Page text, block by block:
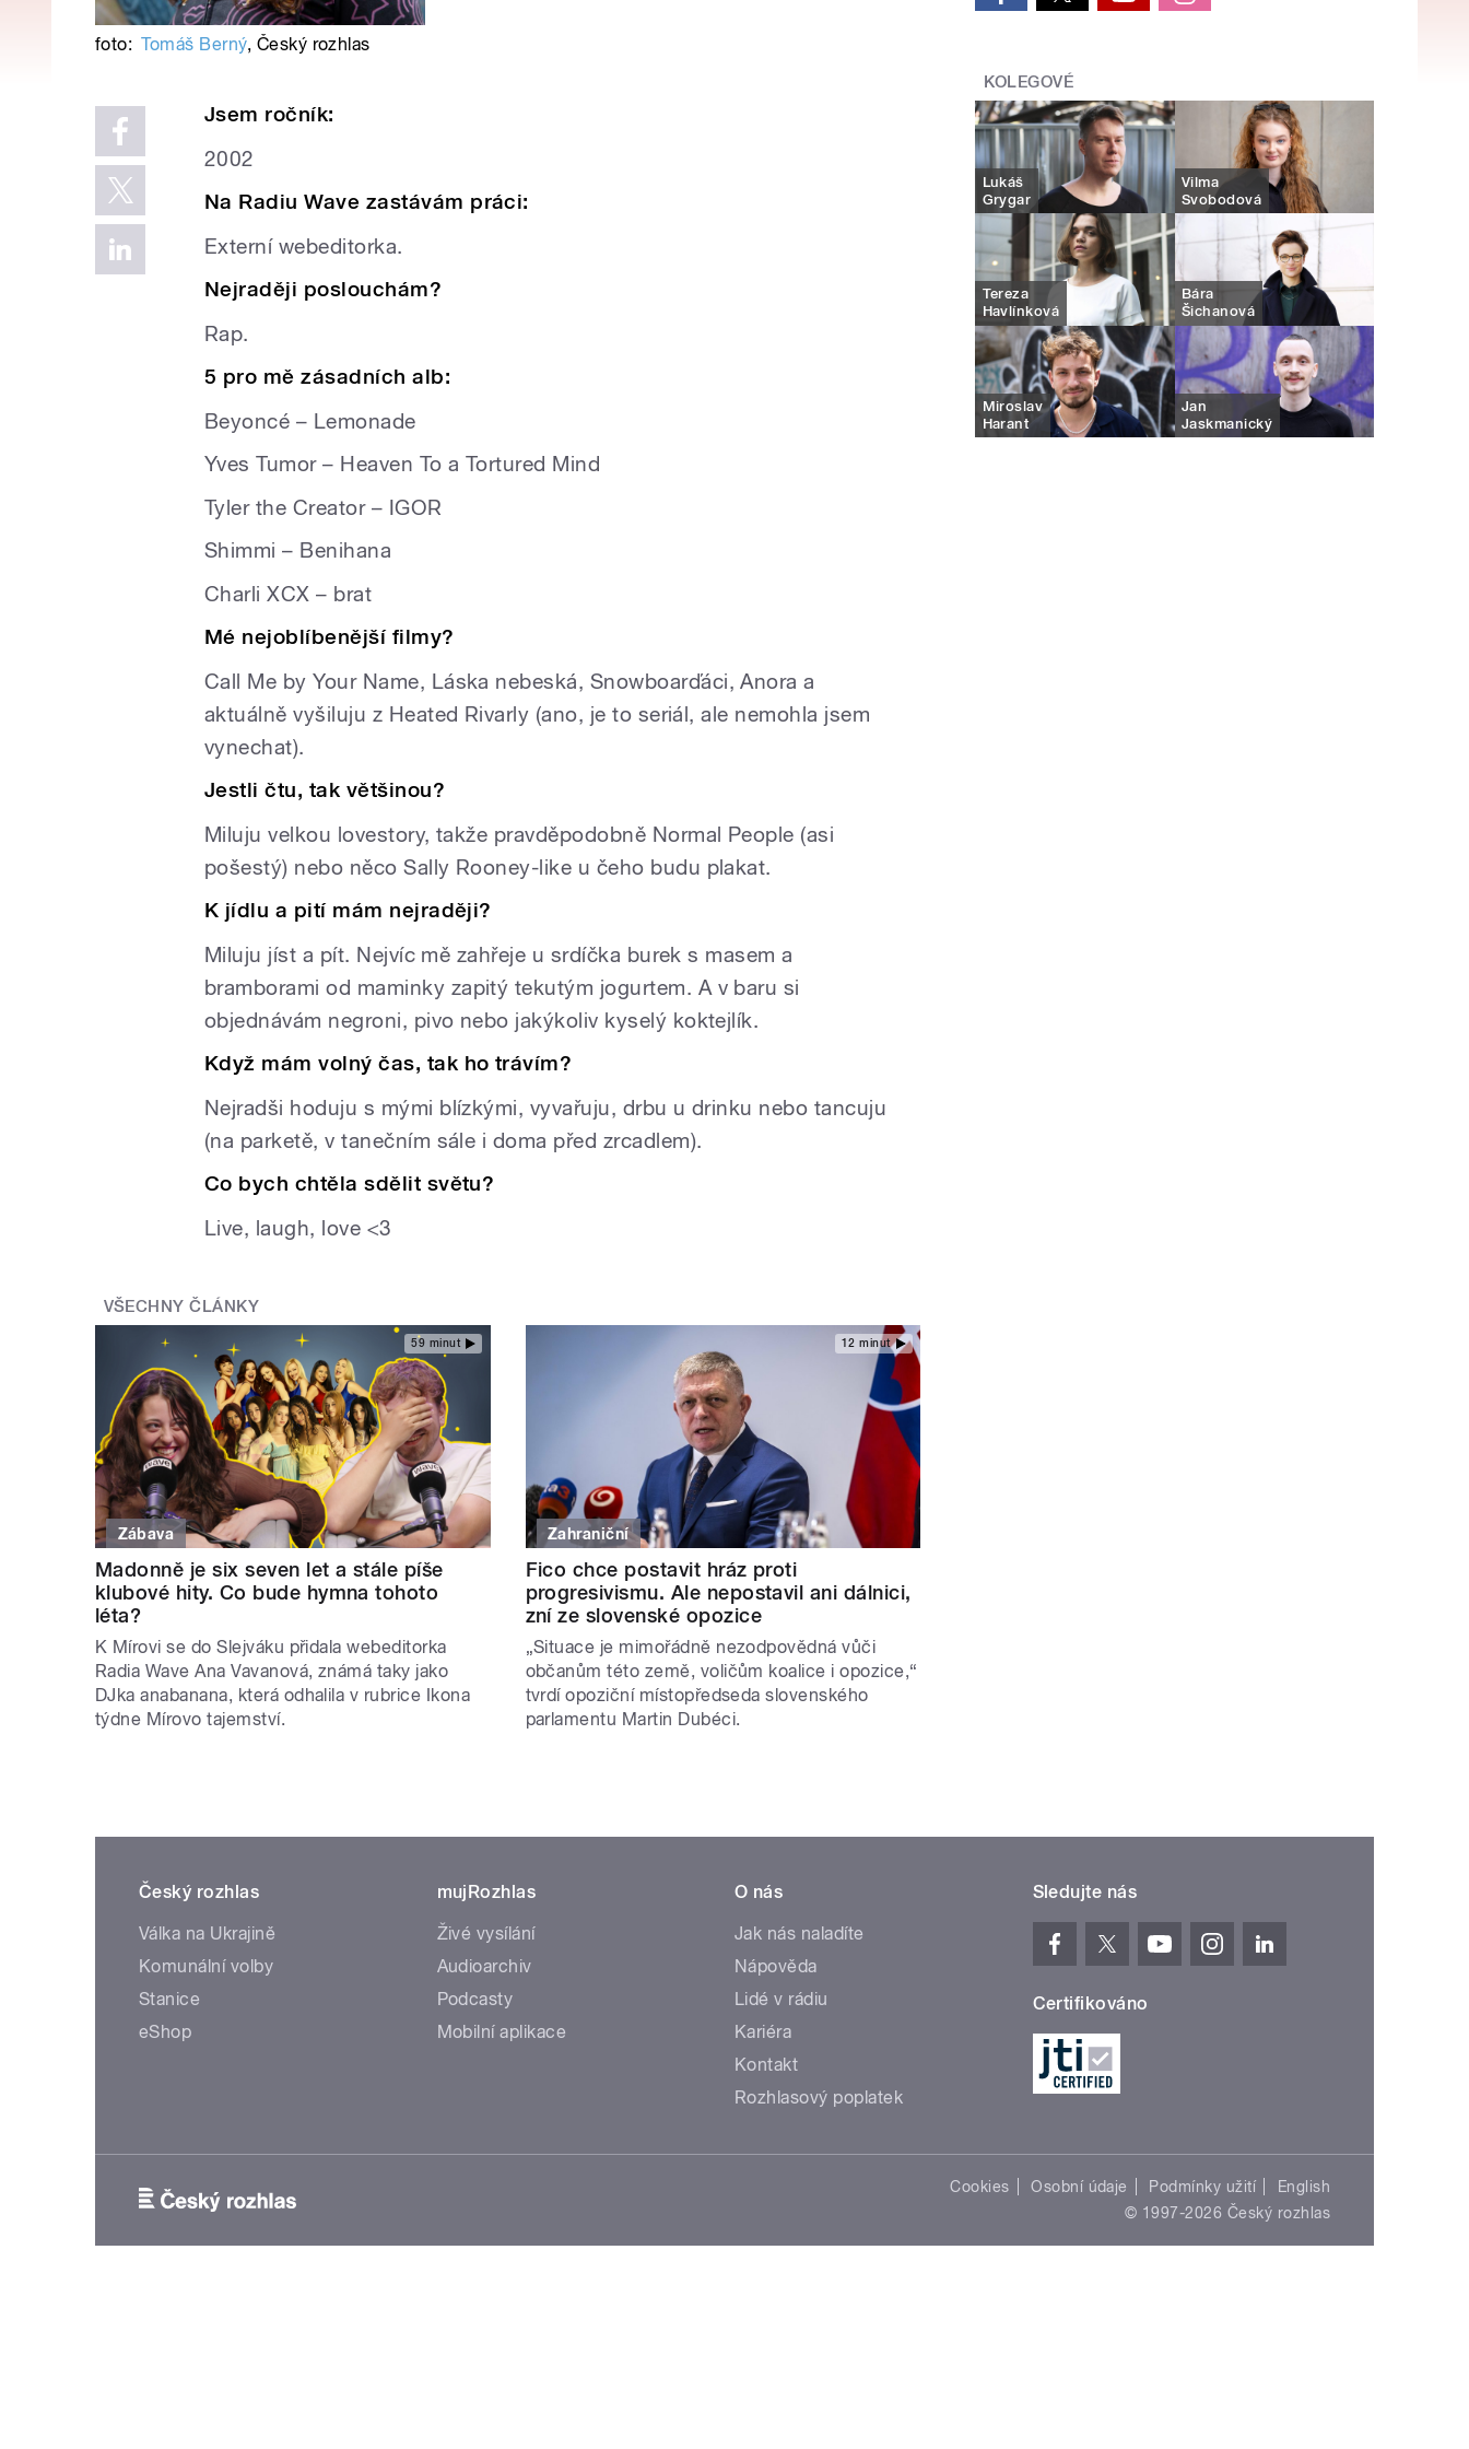
foto: Tomáš Berný, Český rozhlas
Jsem ročník:
2002
Na Radiu Wave zastávám práci:
Externí webeditorka.
Nejraději poslouchám?
Rap.
5 pro mě zásadních alb:
Beyoncé – Lemonade
Yves Tumor – Heaven To a Tortured Mind
Tyler the Creator – IGOR
Shimmi – Benihana
Charli XCX – brat
Mé nejoblíbenější filmy?
Call Me by Your Name, Láska nebeská, Snowboarďáci, Anora a
aktuálně vyšiluju z Heated Rivarly (ano, je to seriál, ale nemohla jsem
vynechat).
Jestli čtu, tak většinou?
Miluju velkou lovestory, takže pravděpodobně Normal People (asi
pošestý) nebo něco Sally Rooney-like u čeho budu plakat.
K jídlu a pití mám nejraději?
Miluju jíst a pít. Nejvíc mě zahřeje u srdíčka burek s masem a
bramborami od maminky zapitý tekutým jogurtem. A v baru si
objednávám negroni, pivo nebo jakýkoliv kyselý koktejlík.
Když mám volný čas, tak ho trávím?
Nejradši hoduju s mými blízkými, vyvařuju, drbu u drinku nebo tancuju
(na parketě, v tanečním sále i doma před zrcadlem).
Co bych chtěla sdělit světu?
Live, laugh, love <3
VŠECHNY ČLÁNKY
59 minut
Zábava
Madonně je six seven let a stále píše
klubové hity. Co bude hymna tohoto
léta?
K Mírovi se do Slejváku přidala webeditorka
Radia Wave Ana Vavanová, známá taky jako
DJka anabanana, která odhalila v rubrice Ikona
týdne Mírovo tajemství.
12 minut
Zahraniční
Fico chce postavit hráz proti
progresivismu. Ale nepostavil ani dálnici,
zní ze slovenské opozice
„Situace je mimořádně nezodpovědná vůči
občanům této země, voličům koalice i opozice,“
tvrdí opoziční místopředseda slovenského
parlamentu Martin Dubéci.
KOLEGOVÉ
Lukáš
Grygar
Vilma
Svobodová
Tereza
Havlínková
Bára
Šichanová
Miroslav
Harant
Jan
Jaskmanický
Český rozhlas
Válka na Ukrajině
Komunální volby
Stanice
eShop
mujRozhlas
Živé vysílání
Audioarchiv
Podcasty
Mobilní aplikace
O nás
Jak nás naladíte
Nápověda
Lidé v rádiu
Kariéra
Kontakt
Rozhlasový poplatek
Sledujte nás
Certifikováno
Cookies Osobní údaje Podmínky užití
English
© 1997-2026 Český rozhlas